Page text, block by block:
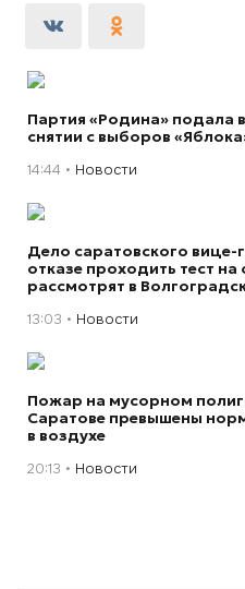
Партия «Родина» подала
снятии с выборов
14:44 Новости
Дело саратовского вице-
отказе проходить тест
рассмотрят в
13:03 Новости
Пожар на мусорном
Саратове превышены
в воздухе
20:13 Новости